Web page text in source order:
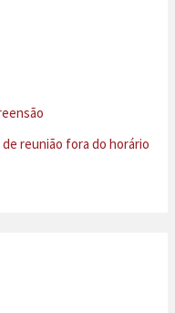
reunião fora do horário